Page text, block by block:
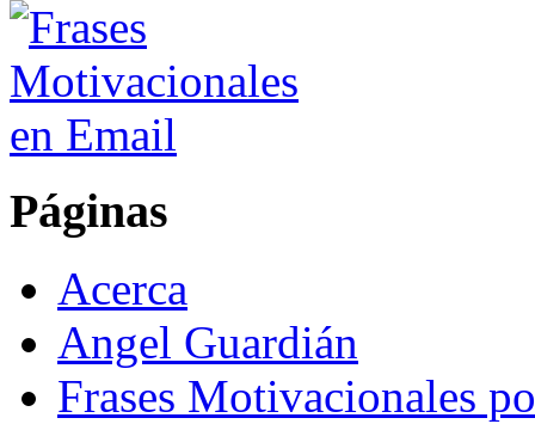
Páginas
Acerca
Angel Guardián
Frases Motivacionales